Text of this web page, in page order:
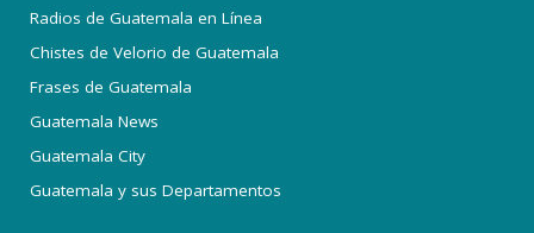
Radios de Guatemala en Línea
Chistes de Velorio de Guatemala
Frases de Guatemala
Guatemala News
Guatemala City
Guatemala y sus Departamentos